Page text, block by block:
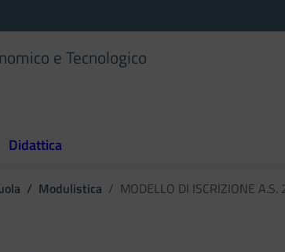
e Tecnologico
Didattica
Modulistica MODELLO DI ISCRIZIONE